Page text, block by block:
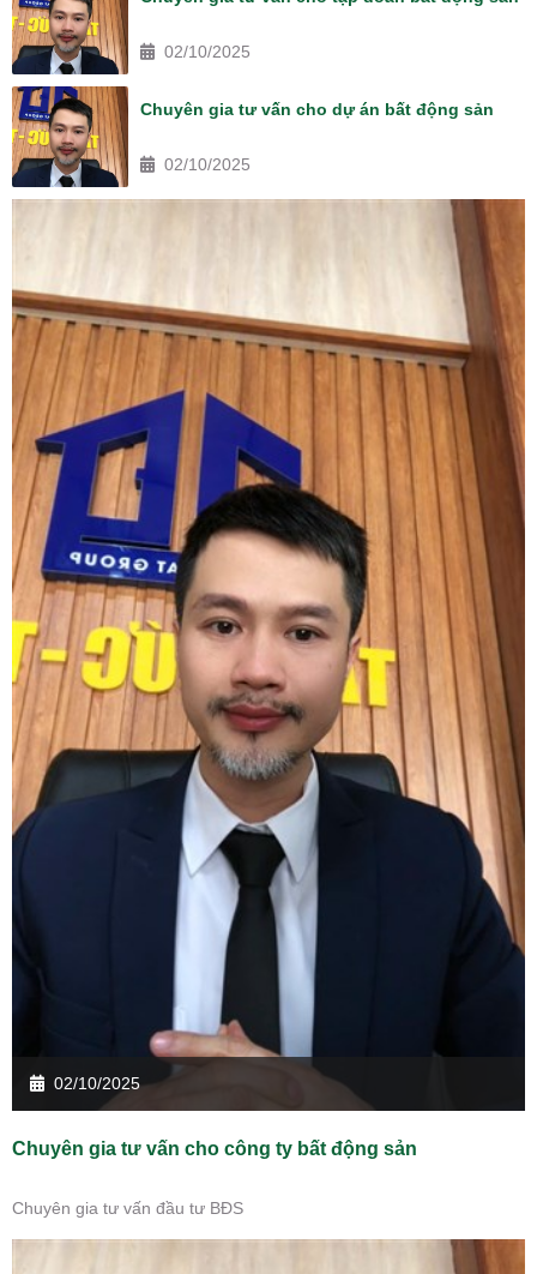
02/10/2025
Chuyên gia tư vấn cho dự án bất động sản
02/10/2025
02/10/2025
Chuyên gia tư vấn cho công ty bất động sản
Chuyên gia tư vấn đầu tư BĐS